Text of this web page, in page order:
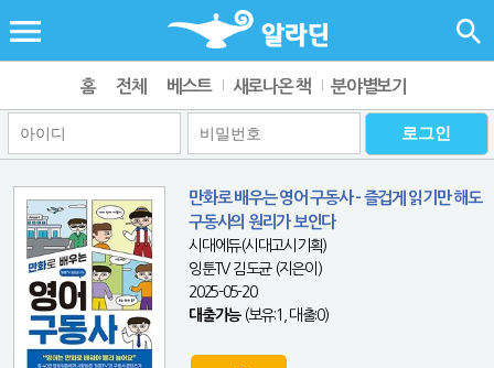
홈 전체 베스트 새로나온 책 분야별보기
만화로 배우는 영어 구동사 - 즐겁게 읽기만 해도
구동사의 원리가 보인다
시대에듀(시대고시기획)
잉툰TV 김도균 (지은이)
2025-05-20
대출가능(보유:1, 대출:0)